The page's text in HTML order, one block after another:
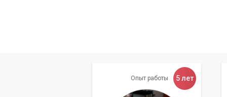
Наши преимущества
Опыт работы 5 лет